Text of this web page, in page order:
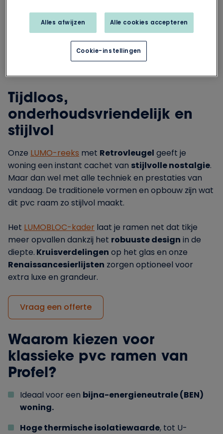
landelijke woningen, pastorijstijl of klassieke
renovaties, waarbij charme en karakter
centraal staan.
Tijdloos,
onderhoudsvriendelijk en
stijlvol
Onze LUMO-reeks met Retrovleugel geeft je
woning een instant cachet van stijlvolle nostalgie.
Maar dan wel met alle techniek en prestaties van
vandaag. De traditionele vormen en opbouw zijn wat
dit pvc raam zo stijlvol maakt.
Het LUMOBLOC-kader laat je ramen net dat tikje
meer opvallen dankzij het robuuste design in de
diepte. Kruisverdelingen op het glas en onze
Renaissancesierlijsten zorgen optioneel voor
extra luxe en grandeur.
Vraag een offerte
Waarom kiezen voor
klassieke pvc ramen van
Profel?
Ideaal voor een bijna-energieneutrale (BEN)
woning.
Hoge thermische isolatiewaarde, tot U-
Alles afwijzen Alle cookies accepteren
Cookie-instellingen